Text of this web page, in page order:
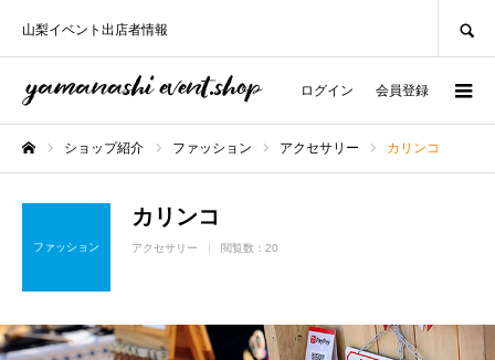
山梨イベント出店者情報
ログイン 会員登録
ショップ紹介 ファッション アクセサリー カリンコ
ファッション
カリンコ
アクセサリー 閲覧数：20